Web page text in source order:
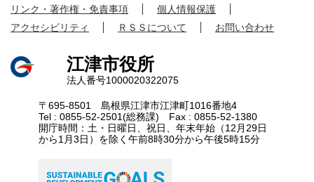
リンク・著作権・免責事項
個人情報保護
アクセシビリティ
ＲＳＳについて お問い合わせ
江津市役所
法人番号1000020322075
〒695-8501 島根県江津市江津町1016番地4
Tel : 0855-52-2501(総務課) Fax : 0855-52-1380
開庁時間：土・日曜日、祝日、年末年始（12月29日
から1月3日）を除く午前8時30分から午後5時15分